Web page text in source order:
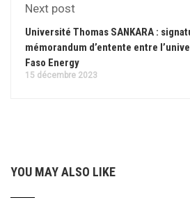
Next post
Université Thomas SANKARA :
mémorandum d’entente entre
Faso Energy
15 décembre 2023
YOU MAY ALSO LIKE